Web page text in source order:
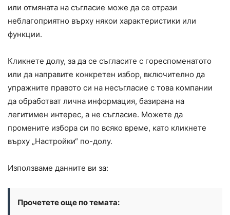
или отмяната на съгласие може да се отрази
неблагоприятно върху някои характеристики или
функции.
Кликнете долу, за да се съгласите с гореспоменатото
или да направите конкретен избор, включително да
упражните правото си на несъгласие с това компании
да обработват лична информация, базирана на
легитимен интерес, а не съгласие. Можете да
промените избора си по всяко време, като кликнете
върху „Настройки“ по-долу.
Използваме данните ви за:
Прочетете още по темата: